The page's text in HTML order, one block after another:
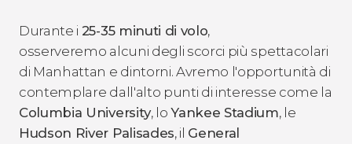
Durante i 25-35 minuti di volo,
osserveremo alcuni degli scorci più spettacolari
di Manhattan e dintorni. Avremo l'opportunità di
contemplare dall'alto punti di interesse come la
Columbia University, loYankee Stadium, le
Hudson River Palisades, il General